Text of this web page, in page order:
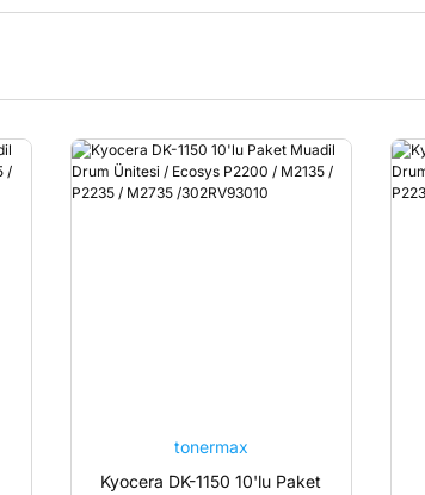
tonermax
Kyocera DK-1150 10'lu Paket